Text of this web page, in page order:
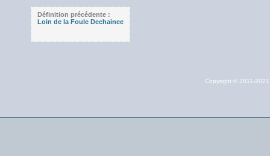
Définition précédente :
Loin de la Foule Dechainee
Copyright © 2011-